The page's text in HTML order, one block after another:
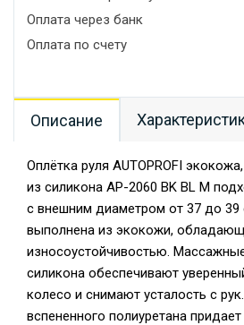
Оплата через банк
Оплата по счету
Описание
Оплётка руля AUTOPROFI
из силикона AP-2060 BK BL M
с внешним диаметром от 37 до
выполнена из экокожи,
износоустойчивостью.
силикона обеспечивают
колесо и снимают усталость с
вспененного полиуретана